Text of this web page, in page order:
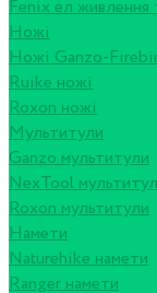
Fenix ел живлення
Ножі
Ножі Ganzo-
Ruike ножі
Roxon ножi
Мультитули
Ganzo мультитули
NexTool
Roxon мультитули
Намети
Naturehike намети
Ranger намети